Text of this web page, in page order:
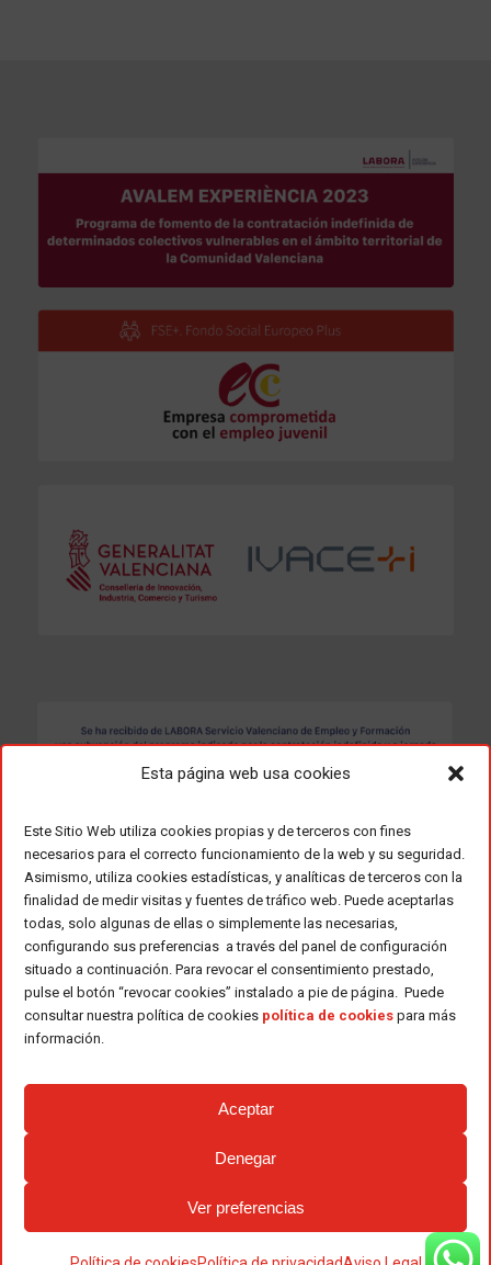
Esta página web usa cookies
Este Sitio Web utiliza cookies propias y de terceros con fines
necesarios para el correcto funcionamiento de la web y su seguridad.
Asimismo, utiliza cookies estadísticas, y analíticas de terceros con la
finalidad de medir visitas y fuentes de tráfico web. Puede aceptarlas
todas, solo algunas de ellas o simplemente las necesarias,
configurando sus preferencias a través del panel de configuración
situado a continuación. Para revocar el consentimiento prestado,
pulse el botón “revocar cookies” instalado a pie de página. Puede
consultar nuestra política de cookies política de cookies para más
información.
Aceptar
Denegar
Ver preferencias